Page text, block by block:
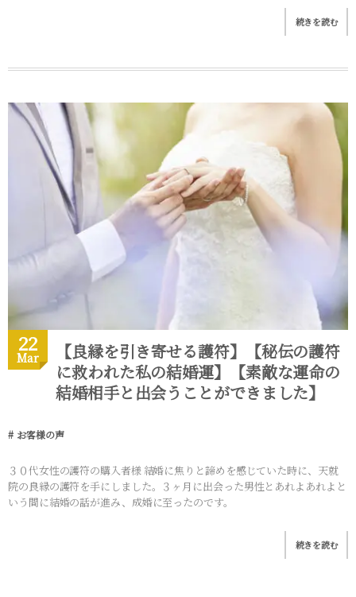
続きを読む
22
Mar
【良縁を引き寄せる護符】【秘伝の護符
に救われた私の結婚運】【素敵な運命の
結婚相手と出会うことができました】
お客様の声
３０代女性の護符の購入者様 結婚に焦りと諦めを感じていた時に、天就
院の良縁の護符を手にしました。３ヶ月に出会った男性とあれよあれよと
いう間に結婚の話が進み、成婚に至ったのです。
続きを読む